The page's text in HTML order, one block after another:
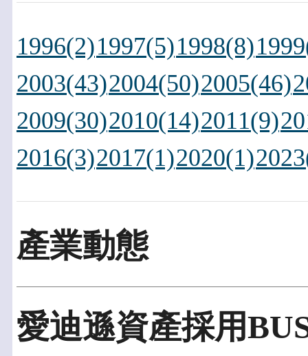
1996(2)1997(5)1998(8)
2003(43)2004(50)2005(46)
2009(30)2010(14)2011(9)
2016(3)2017(1)2020(1)
產業動態
愛迪遜資產採用